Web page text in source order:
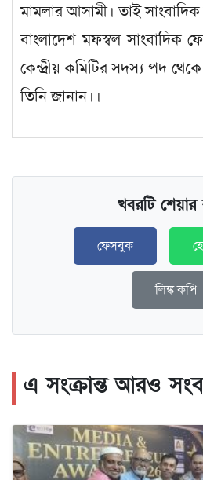
মামলার আসামী। তাই
বাংলাদেশ মফস্বল সাংবাদিক
কেন্দ্রীয় কমিটির সদস্য পদ
তিনি জানান।।
খবরটি
ফেসবুক
লিঙ্ক কপি
এ সংক্রান্ত আরও